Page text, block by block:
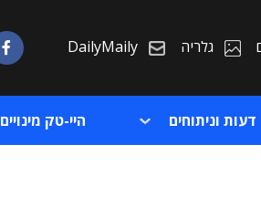
גלריה DailyMaily
דעות וניתוחים היי-טק מינויים